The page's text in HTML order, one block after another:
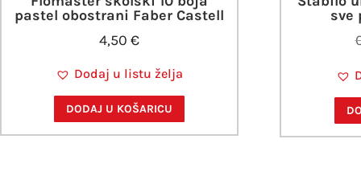
pastel obostrani Faber Castell
4,50€
Dodaj u listu želja
DODAJ U KOŠARICU
sve